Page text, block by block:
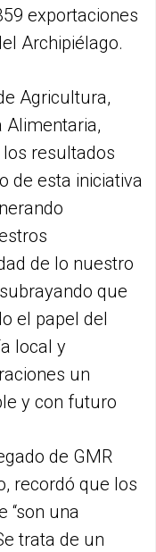
exportaciones
Archipiélago.
Agricultura,
Alimentaria,
resultados
de esta iniciativa
de lo nuestro
que
el papel del
local y
un
y con futuro
de GMR
recordó que los
“son una
trata de un